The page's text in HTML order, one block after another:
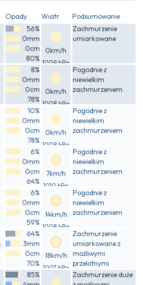
Opady Wiatr Podsumowanie
56%
0mm
0cm
80%
0km/h
1009 hPa
Zachmurzenie
umiarkowane
8%
0mm
0cm
78%
0km/h
1008 hPa
Pogodnie z
niewielkim
zachmurzeniem
10%
0mm
0cm
78%
0km/h
1009 hPa
Pogodnie z
niewielkim
zachmurzeniem
6%
0mm
0cm
64%
7km/h
1010 hPa
Pogodnie z
niewielkim
zachmurzeniem
6%
0mm
0cm
59%
14km/h
1008 hPa
Pogodnie z
niewielkim
zachmurzeniem
64%
3mm
0cm
70%
18km/h
1007 hPa
Zachmurzenie
umiarkowane z
możliwymi
przelotnymi
opadami deszczu
85%
Zachmurzenie duże